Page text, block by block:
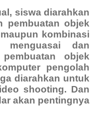
siswa diarahkan
pembuatan objek
kombinasi
menguasai dan
objek
pengolah
diarahkan untuk
shooting. Dan
akan pentingnya